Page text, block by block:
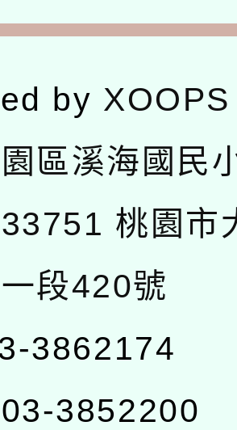
by XOOPS
區溪海國民
33751 桃園市
段420號
3862174
3852200